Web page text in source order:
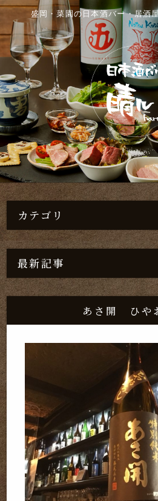
盛岡・菜園の日本酒バー・居酒
カテゴリ
最新記事
あさ開 ひや